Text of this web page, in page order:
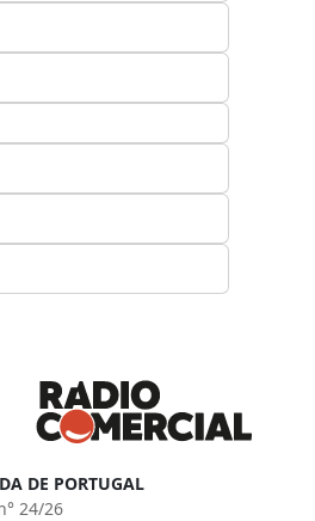
DE PORTUGAL
24/26